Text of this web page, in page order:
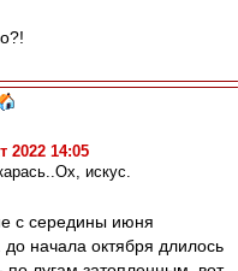
2022 14:05
искус.
с середины июня
начала октября длилось